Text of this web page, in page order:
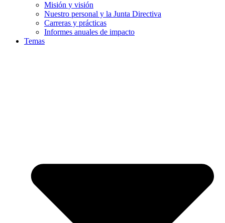
Misión y visión
Nuestro personal y la Junta Directiva
Carreras y prácticas
Informes anuales de impacto
Temas